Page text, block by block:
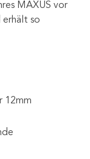
MAXUS vor
erhält so
12mm